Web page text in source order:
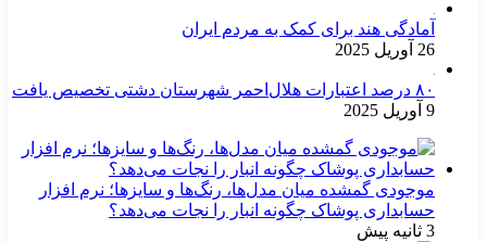
آمادگی هند برای کمک به مردم ایران
26 آوریل 2025
۸۰ درصد اعتبارات هلال‌احمر شهرستان دشتی تخصیص یافت
9 آوریل 2025
موجودی گمشده میان مدل‌ها، رنگ‌ها و سایزها؛ نرم افزار
حسابداری پوشاک چگونه انبار را نجات می‌دهد؟
3 ثانیه پیش